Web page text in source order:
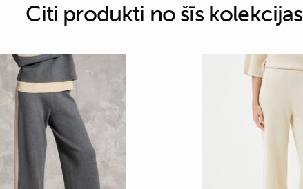
Citi produkti no šīs kolekcijas